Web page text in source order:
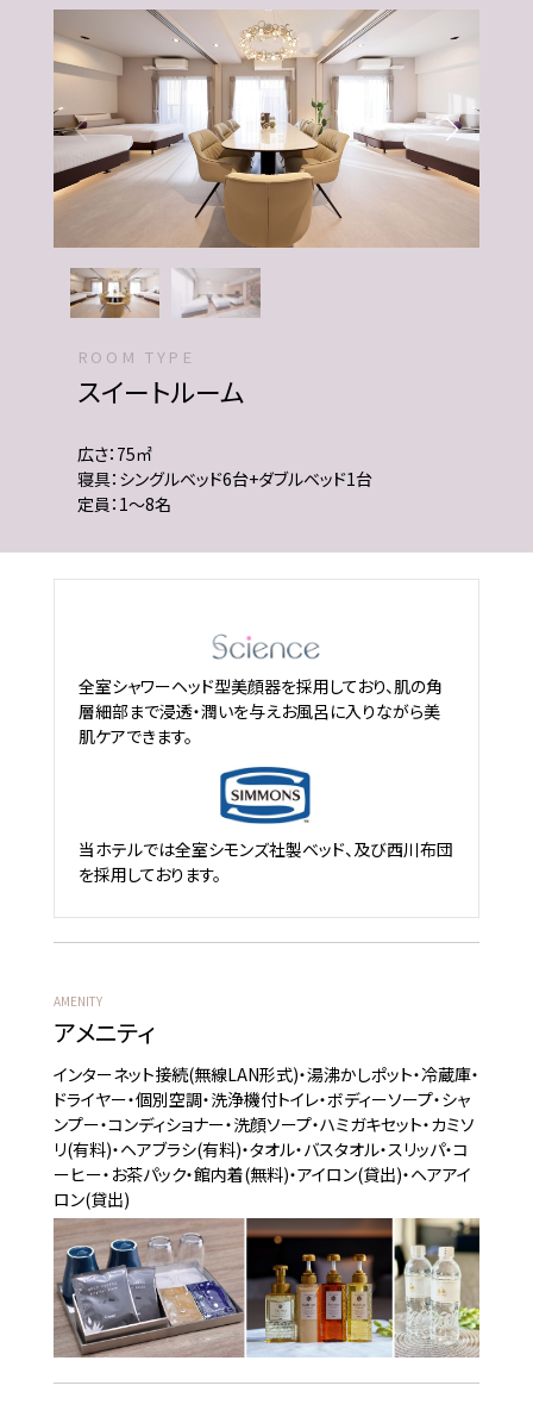
ROOM TYPE
スイートルーム
広さ：75㎡
寝具：シングルベッド6台+ダブルベッド1台
定員：1～8名
全室シャワーヘッド型美顔器を採用しており、肌の角
層細部まで浸透・潤いを与えお風呂に入りながら美
肌ケアできます。
当ホテルでは全室シモンズ社製ベッド、及び西川布団
を採用しております。
AMENITY
アメニティ
インターネット接続(無線LAN形式)・湯沸かしポット・冷蔵庫・
ドライヤー・個別空調・洗浄機付トイレ・ボディーソープ・シャ
ンプー・コンディショナー・洗顔ソープ・ハミガキセット・カミソ
リ(有料)・ヘアブラシ(有料)・タオル・バスタオル・スリッパ・コ
ーヒー・お茶パック・館内着(無料)・アイロン(貸出)・ヘアアイ
ロン(貸出)